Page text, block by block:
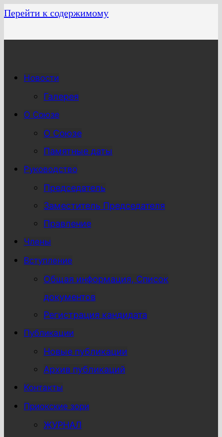
Перейти к содержимому
Новости
Галерея
О Союзе
О Союзе
Памятные даты
Руководство
Председатель
Заместитель Председателя
Правление
Члены
Вступление
Общая информация, Список
документов
Регистрация кандидата
Публикации
Новые публикации
Архив публикаций
Контакты
Приокские зори
ЖУРНАЛ